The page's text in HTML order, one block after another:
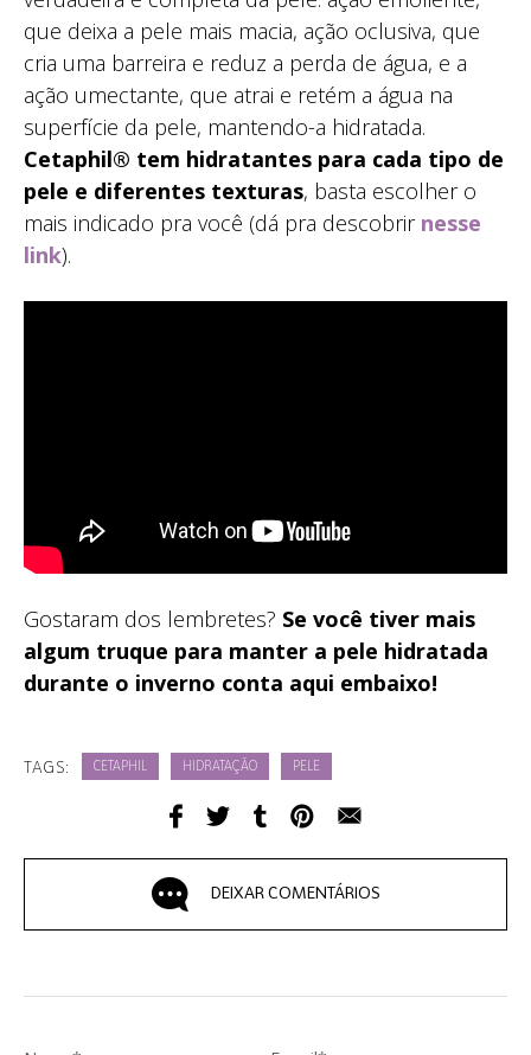
que deixa a pele mais macia, ação oclusiva, que
cria uma barreira e reduz a perda de água, e a
ação umectante, que atrai e retém a água na
superfície da pele, mantendo-a hidratada.
Cetaphil® tem hidratantes para cada tipo de
pele e diferentes texturas, basta escolher o
mais indicado pra você (dá pra descobrir nesse
link).
Gostaram dos lembretes? Se você tiver mais
algum truque para manter a pele hidratada
durante o inverno conta aqui embaixo!
TAGS: CETAPHIL HIDRATAÇÃO PELE
DEIXAR COMENTÁRIOS